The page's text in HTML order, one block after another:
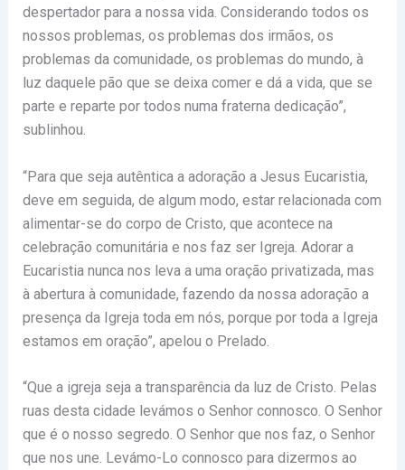
despertador para a nossa vida. Considerando todos os
nossos problemas, os problemas dos irmãos, os
problemas da comunidade, os problemas do mundo, à
luz daquele pão que se deixa comer e dá a vida, que se
parte e reparte por todos numa fraterna dedicação”,
sublinhou.
“Para que seja autêntica a adoração a Jesus Eucaristia,
deve em seguida, de algum modo, estar relacionada com
alimentar-se do corpo de Cristo, que acontece na
celebração comunitária e nos faz ser Igreja. Adorar a
Eucaristia nunca nos leva a uma oração privatizada, mas
à abertura à comunidade, fazendo da nossa adoração a
presença da Igreja toda em nós, porque por toda a Igreja
estamos em oração”, apelou o Prelado.
“Que a igreja seja a transparência da luz de Cristo. Pelas
ruas desta cidade levámos o Senhor connosco. O Senhor
que é o nosso segredo. O Senhor que nos faz, o Senhor
que nos une. Levámo-Lo connosco para dizermos ao